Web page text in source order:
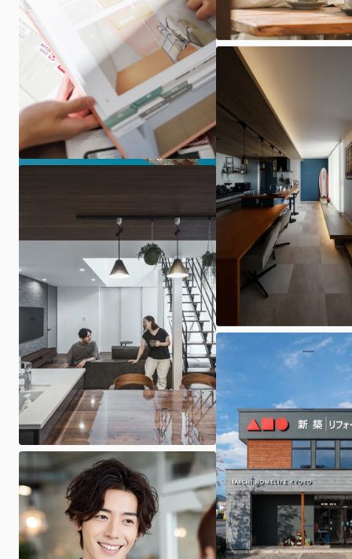
ARCHIの家づくり
展示場・イベント
商品プラン
施工事例・お施主様インタビュー